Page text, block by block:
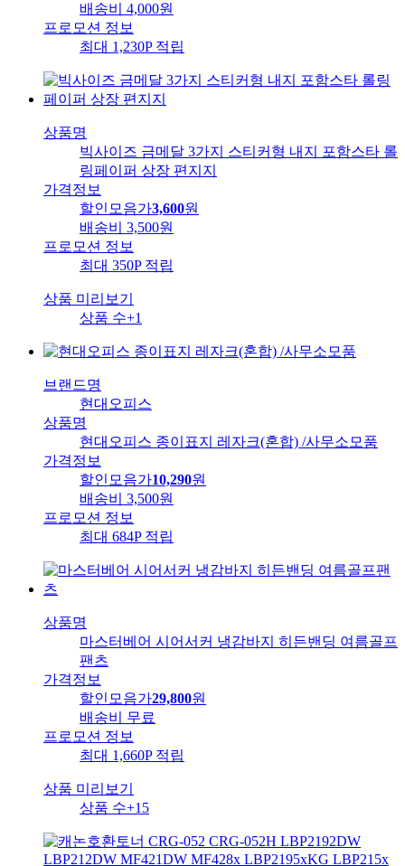
배송비
4,000원
프로모션 정보
최대 1,230P 적립
상품명
빅사이즈 금메달 3가지 스티커형 내지 포함스타 롤
링페이퍼 상장 편지지
가격정보
할인모음가3,600원
배송비
3,500원
프로모션 정보
최대 350P 적립
상품 미리보기
상품 수+1
브랜드명
현대오피스
상품명
현대오피스 종이표지 레자크(혼합) /사무소모품
가격정보
할인모음가10,290원
배송비
3,500원
프로모션 정보
최대 684P 적립
상품명
마스터베어 시어서커 냉감바지 히든밴딩 여름골프
팬츠
가격정보
할인모음가29,800원
배송비
무료
프로모션 정보
최대 1,660P 적립
상품 미리보기
상품 수+15